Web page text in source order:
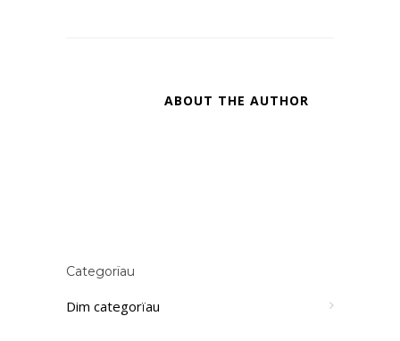
ABOUT THE AUTHOR
Categorïau
Dim categorïau